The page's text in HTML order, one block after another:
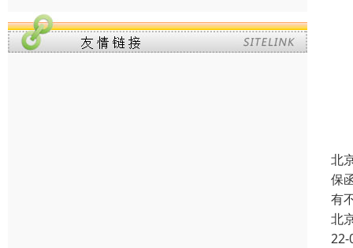
北
保
有
北
22-